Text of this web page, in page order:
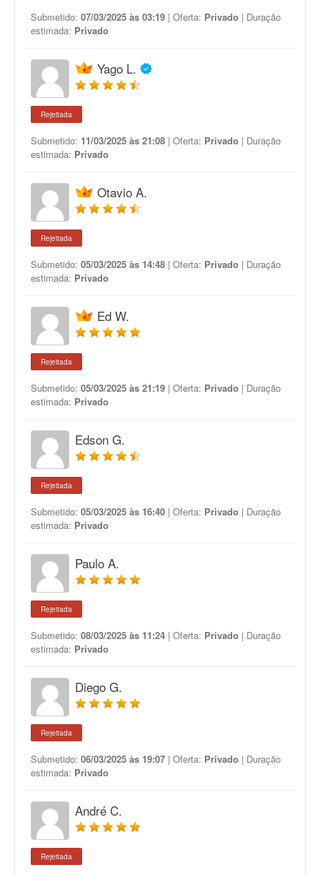
Submetido: 07/03/2025 às 03:19 | Oferta: Privado | Duração
estimada: Privado
Yago L.
Rejeitada
Submetido: 11/03/2025 às 21:08 | Oferta: Privado | Duração
estimada: Privado
Otavio A.
Rejeitada
Submetido: 05/03/2025 às 14:48 | Oferta: Privado | Duração
estimada: Privado
Ed W.
Rejeitada
Submetido: 05/03/2025 às 21:19 | Oferta: Privado | Duração
estimada: Privado
Edson G.
Rejeitada
Submetido: 05/03/2025 às 16:40 | Oferta: Privado | Duração
estimada: Privado
Paulo A.
Rejeitada
Submetido: 08/03/2025 às 11:24 | Oferta: Privado | Duração
estimada: Privado
Diego G.
Rejeitada
Submetido: 06/03/2025 às 19:07 | Oferta: Privado | Duração
estimada: Privado
André C.
Rejeitada